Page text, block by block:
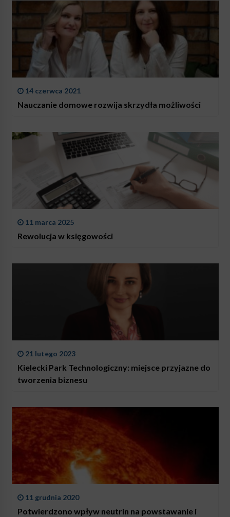
14 czerwca 2021
Nauczanie domowe rozwija skrzydła możliwości
11 marca 2025
Rewolucja w księgowości
21 lutego 2023
Kielecki Park Technologiczny: miejsce przyjazne do
tworzenia biznesu
11 grudnia 2020
Potwierdzono wpływ neutrin na powstawanie i